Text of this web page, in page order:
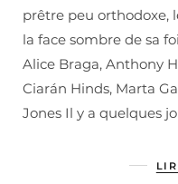
prêtre peu orthodoxe,
la face sombre de sa
Alice Braga, Anthony
Ciarán Hinds, Marta
Jones Il y a quelques